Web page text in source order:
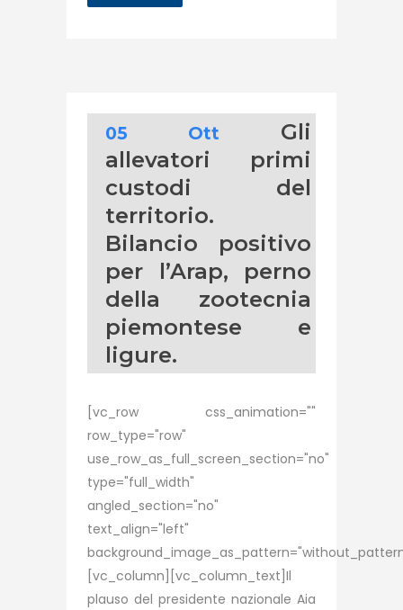
05 Ott
Gli
allevatori primi
custodi del
territorio.
Bilancio positivo
per l’Arap, perno
della zootecnia
piemontese e
ligure.
[vc_row css_animation=""
row_type="row"
use_row_as_full_screen_section="no"
type="full_width"
angled_section="no"
text_align="left"
[vc_column][vc_column_text]Il
plauso del presidente nazionale Aia